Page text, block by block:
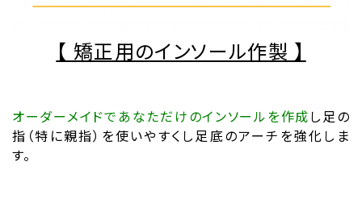
【 矯正用のインソール作製 】
オーダーメイドであなただけのインソールを作成し足の
指（特に親指）を使いやすくし足底のアーチを強化しま
す。